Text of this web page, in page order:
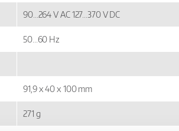
90...264 V AC 127...370 V DC
50...60 Hz
91,9 x 40 x 100 mm
271 g